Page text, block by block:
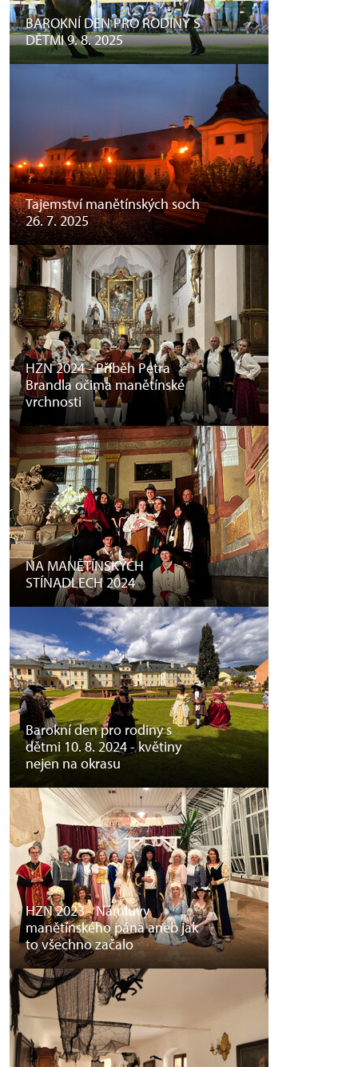
BAROKNÍ DEN PRO RODINY S
DĚTMI 9. 8. 2025
Tajemství manětínských soch
26. 7. 2025
HZN 2024 - Příběh Petra
Brandla očima manětínské
vrchnosti
NA MANĚTÍNSKÝCH
STÍNADLECH 2024
Barokní den pro rodiny s
dětmi 10. 8. 2024 - květiny
nejen na okrasu
HZN 2023 - Námluvy
manětínského pána aneb jak
to všechno začalo